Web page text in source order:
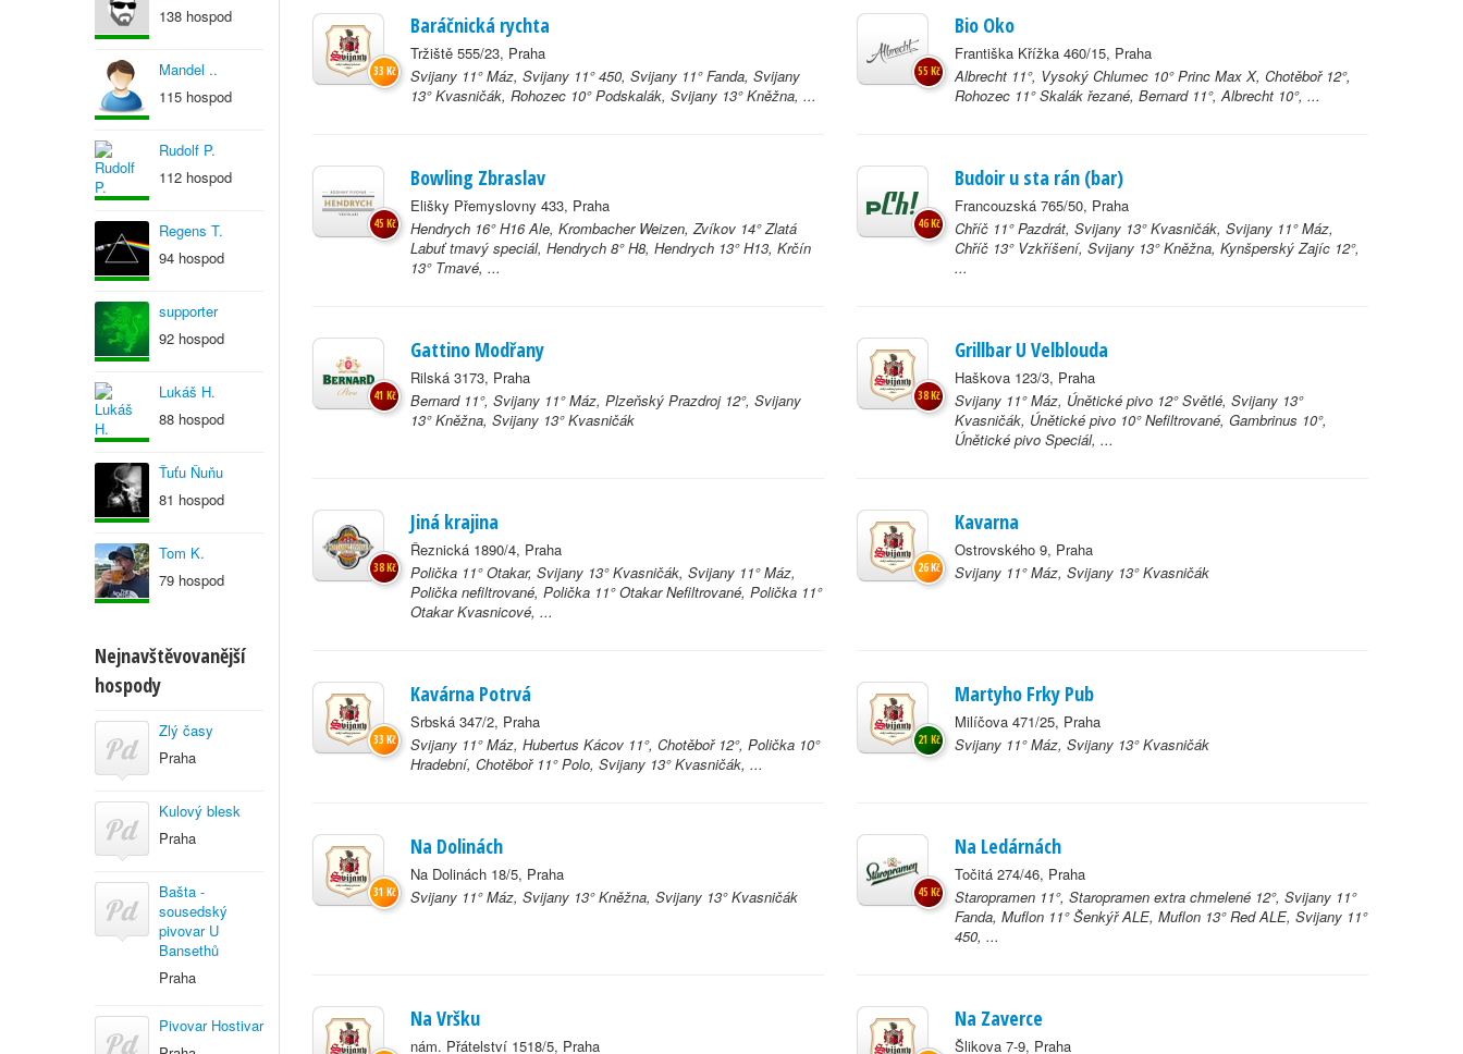
138 hospod
Mandel ..
115 hospod
Rudolf P.
112 hospod
Regens T.
94 hospod
supporter
92 hospod
Lukáš H.
88 hospod
Ťuťu Ňuňu
81 hospod
Tom K.
79 hospod
Nejnavštěvovanější
hospody
Zlý časy
Praha
Kulový blesk
Praha
Bašta -
sousedský
pivovar U
Bansethů
Praha
Pivovar Hostivar
Baráčnická rychta
Tržiště 555/23, Praha
Svijany 11° Máz, Svijany 11° 450, Svijany 11° Fanda, Svijany
13° Kvasničák, Rohozec 10° Podskalák, Svijany 13° Kněžna, ...
33 Kč
Bio Oko
Františka Křížka 460/15, Praha
Albrecht 11°, Vysoký Chlumec 10° Princ Max X, Chotěboř 12°,
Rohozec 11° Skalák řezané, Bernard 11°, Albrecht 10°, ...
55 Kč
Bowling Zbraslav
Elišky Přemyslovny 433, Praha
Hendrych 16° H16 Ale, Krombacher Weizen, Zvíkov 14° Zlatá
Labuť tmavý speciál, Hendrych 8° H8, Hendrych 13° H13, Krčín
13° Tmavé, ...
45 Kč
Budoir u sta rán (bar)
Francouzská 765/50, Praha
Chříč 11° Pazdrát, Svijany 13° Kvasničák, Svijany 11° Máz,
Chříč 13° Vzkříšení, Svijany 13° Kněžna, Kynšperský Zajíc 12°,
...
46 Kč
Gattino Modřany
Rilská 3173, Praha
Bernard 11°, Svijany 11° Máz, Plzeňský Prazdroj 12°, Svijany
13° Kněžna, Svijany 13° Kvasničák
41 Kč
Grillbar U Velblouda
Haškova 123/3, Praha
Svijany 11° Máz, Únětické pivo 12° Světlé, Svijany 13°
Kvasničák, Únětické pivo 10° Nefiltrované, Gambrinus 10°,
Únětické pivo Speciál, ...
38 Kč
Jiná krajina
Řeznická 1890/4, Praha
Polička 11° Otakar, Svijany 13° Kvasničák, Svijany 11° Máz,
Polička nefiltrované, Polička 11° Otakar Nefiltrované, Polička 11°
Otakar Kvasnicové, ...
38 Kč
Kavarna
Ostrovského 9, Praha
Svijany 11° Máz, Svijany 13° Kvasničák
26 Kč
Kavárna Potrvá
Srbská 347/2, Praha
Svijany 11° Máz, Hubertus Kácov 11°, Chotěboř 12°, Polička 10°
Hradební, Chotěboř 11° Polo, Svijany 13° Kvasničák, ...
33 Kč
Martyho Frky Pub
Milíčova 471/25, Praha
Svijany 11° Máz, Svijany 13° Kvasničák
21 Kč
Na Dolinách
Na Dolinách 18/5, Praha
Svijany 11° Máz, Svijany 13° Kněžna, Svijany 13° Kvasničák
31 Kč
Na Ledárnách
Točitá 274/46, Praha
Staropramen 11°, Staropramen extra chmelené 12°, Svijany 11°
Fanda, Muflon 11° Šenkýř ALE, Muflon 13° Red ALE, Svijany 11°
450, ...
45 Kč
Na Vršku
nám. Přátelství 1518/5, Praha
Na Zaverce
Šlikova 7-9, Praha